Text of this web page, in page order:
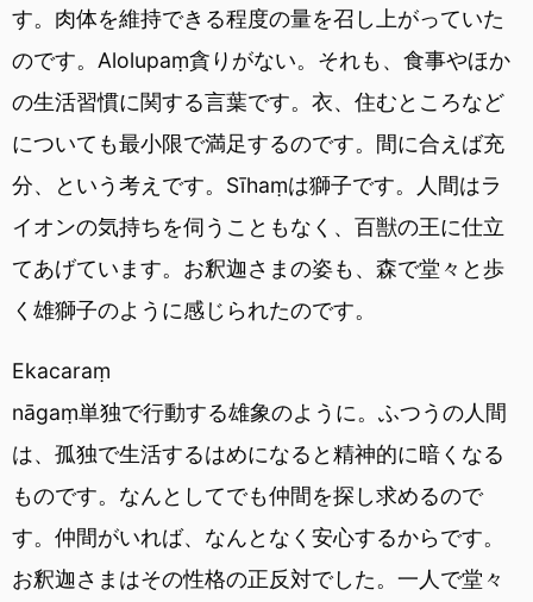
す。肉体を維持できる程度の量を召し上がっていた
のです。Alolupaṃ貪りがない。それも、食事やほか
の生活習慣に関する言葉です。衣、住むところなど
についても最小限で満足するのです。間に合えば充
分、という考えです。Sīhaṃは獅子です。人間はラ
イオンの気持ちを伺うこともなく、百獣の王に仕立
てあげています。お釈迦さまの姿も、森で堂々と歩
く雄獅子のように感じられたのです。
Ekacaraṃ
nāgaṃ単独で行動する雄象のように。ふつうの人間
は、孤独で生活するはめになると精神的に暗くなる
ものです。なんとしてでも仲間を探し求めるので
す。仲間がいれば、なんとなく安心するからです。
お釈迦さまはその性格の正反対でした。一人で堂々